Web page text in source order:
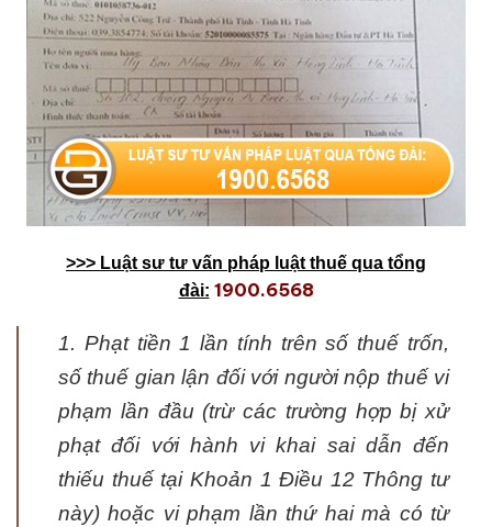
>>> Luật sư tư vấn pháp luật thuế qua tổng
đài: 1900.6568
1. Phạt tiền 1 lần tính trên số thuế trốn,
số thuế gian lận đối với người nộp thuế vi
phạm lần đầu (trừ các trường hợp bị xử
phạt đối với hành vi khai sai dẫn đến
thiếu thuế tại Khoản 1 Điều 12 Thông tư
này) hoặc vi phạm lần thứ hai mà có từ